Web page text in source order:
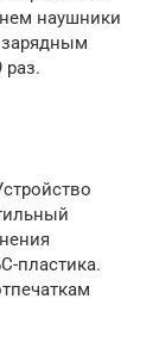
наушники
зарядным
раз.
пластика.